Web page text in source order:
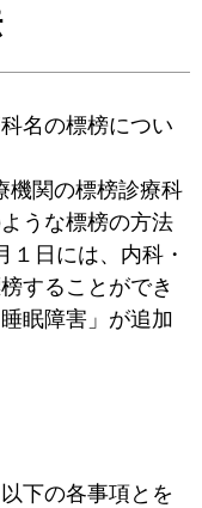
名の標榜につい
機関の標榜診療科
うな標榜の方法
日には、内科・
することができ
眠障害」が追加
下の各事項とを